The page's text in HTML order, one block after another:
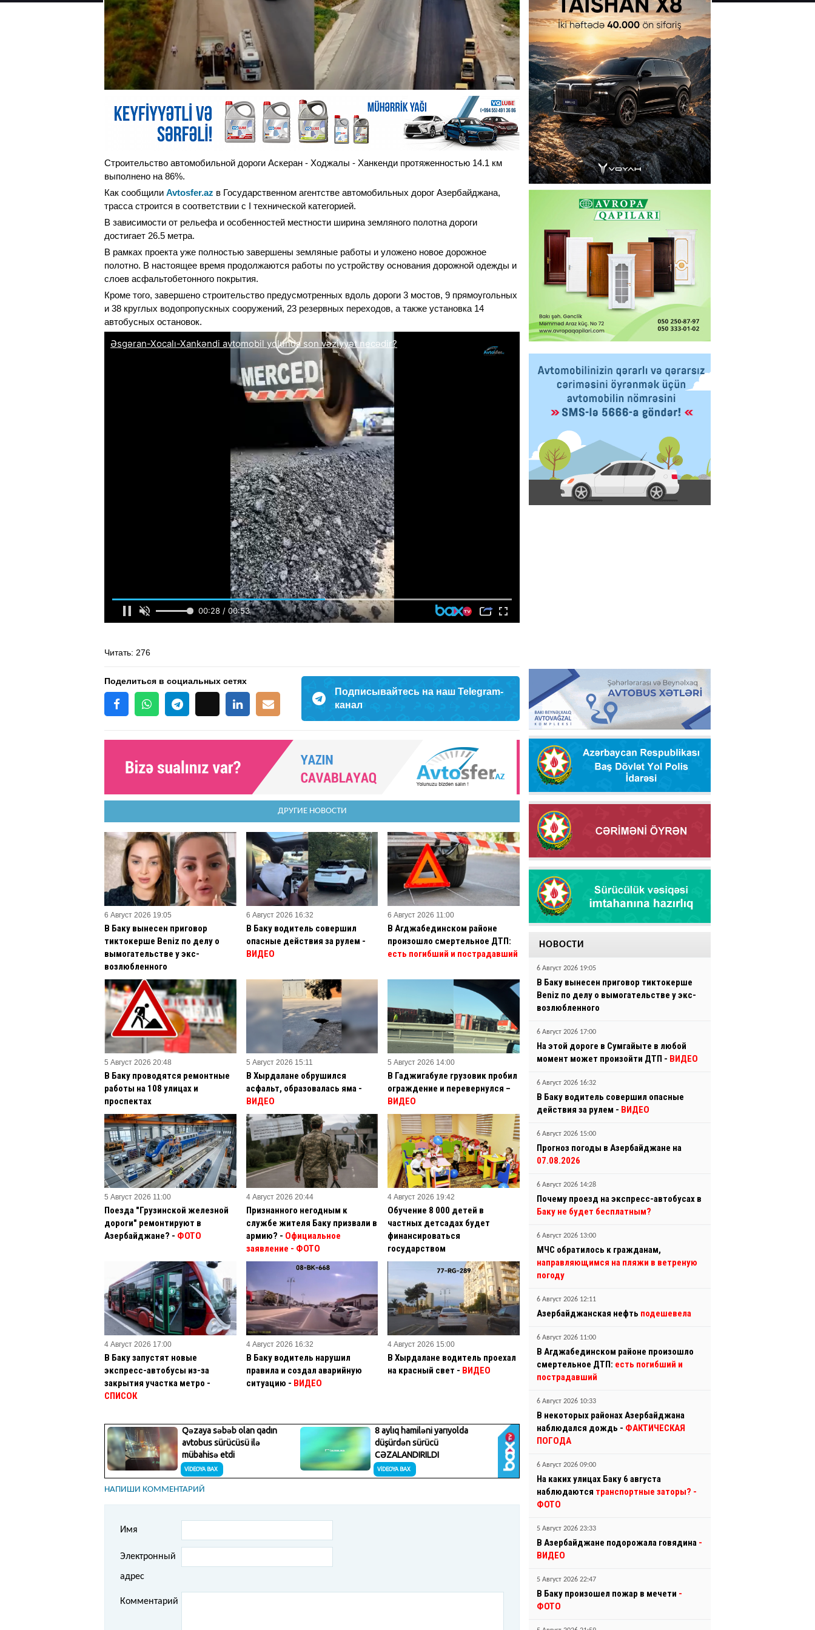
Строительство автомобильной дороги Аскеран - Ходжалы - Ханкенди протяженностью 14.1 км
выполнено на 86%.
Как сообщили Avtosfer.az в Государственном агентстве автомобильных дорог Азербайджана,
трасса строится в соответствии с I технической категорией.
В зависимости от рельефа и особенностей местности ширина земляного полотна дороги
достигает 26.5 метра.
В рамках проекта уже полностью завершены земляные работы и уложено новое дорожное
полотно. В настоящее время продолжаются работы по устройству основания дорожной одежды и
слоев асфальтобетонного покрытия.
Кроме того, завершено строительство предусмотренных вдоль дороги 3 мостов, 9 прямоугольных
и 38 круглых водопропускных сооружений, 23 резервных переходов, а также установка 14
автобусных остановок.
Читать: 276
Поделиться в социальных сетях
Подписывайтесь на наш Telegram-
канал
ДРУГИЕ НОВОСТИ
6 Август 2026 19:05
В Баку вынесен приговор
тиктокерше Beniz по делу о
вымогательстве у экс-
возлюбленного
6 Август 2026 16:32
В Баку водитель совершил
опасные действия за рулем -
ВИДЕО
6 Август 2026 11:00
В Агджабединском районе
произошло смертельное ДТП:
есть погибший и пострадавший
5 Август 2026 20:48
В Баку проводятся ремонтные
работы на 108 улицах и
проспектах
5 Август 2026 15:11
В Хырдалане обрушился
асфальт, образовалась яма -
ВИДЕО
5 Август 2026 14:00
В Гаджигабуле грузовик пробил
ограждение и перевернулся –
ВИДЕО
5 Август 2026 11:00
Поезда "Грузинской железной
дороги" ремонтируют в
Азербайджане? - ФОТО
4 Август 2026 20:44
Признанного негодным к
службе жителя Баку призвали в
армию? - Официальное
заявление - ФОТО
4 Август 2026 19:42
Обучение 8 000 детей в
частных детсадах будет
финансироваться
государством
4 Август 2026 17:00
В Баку запустят новые
экспресс-автобусы из-за
закрытия участка метро -
СПИСОК
4 Август 2026 16:32
В Баку водитель нарушил
правила и создал аварийную
ситуацию - ВИДЕО
4 Август 2026 15:00
В Хырдалане водитель проехал
на красный свет - ВИДЕО
НАПИШИ КОММЕНТАРИЙ
Имя
Электронный
адрес
Комментарий
НОВОСТИ
6 Август 2026 19:05
В Баку вынесен приговор тиктокерше
Beniz по делу о вымогательстве у экс-
возлюбленного
6 Август 2026 17:00
На этой дороге в Сумгайыте в любой
момент может произойти ДТП - ВИДЕО
6 Август 2026 16:32
В Баку водитель совершил опасные
действия за рулем - ВИДЕО
6 Август 2026 15:00
Прогноз погоды в Азербайджане на
07.08.2026
6 Август 2026 14:28
Почему проезд на экспресс-автобусах в
Баку не будет бесплатным?
6 Август 2026 13:00
МЧС обратилось к гражданам,
направляющимся на пляжи в ветреную
погоду
6 Август 2026 12:11
Азербайджанская нефть подешевела
6 Август 2026 11:00
В Агджабединском районе произошло
смертельное ДТП: есть погибший и
пострадавший
6 Август 2026 10:33
В некоторых районах Азербайджана
наблюдался дождь - ФАКТИЧЕСКАЯ
ПОГОДА
6 Август 2026 09:00
На каких улицах Баку 6 августа
наблюдаются транспортные заторы? -
ФОТО
5 Август 2026 23:33
В Азербайджане подорожала говядина -
ВИДЕО
5 Август 2026 22:47
В Баку произошел пожар в мечети -
ФОТО